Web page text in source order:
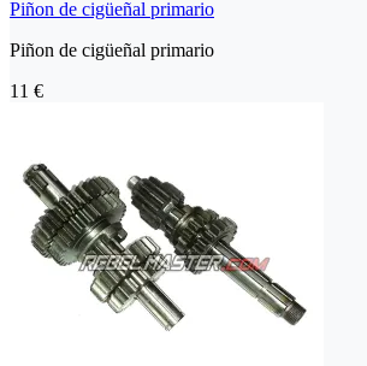
Piñon de cigüeñal primario
Piñon de cigüeñal primario
11 €